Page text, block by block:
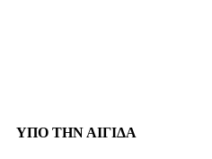
ΥΠΟ ΤΗΝ ΑΙΓΙΔΑ